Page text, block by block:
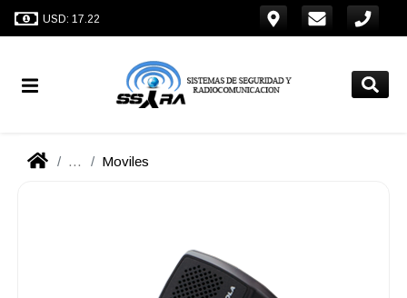
USD: 17.22
... Moviles